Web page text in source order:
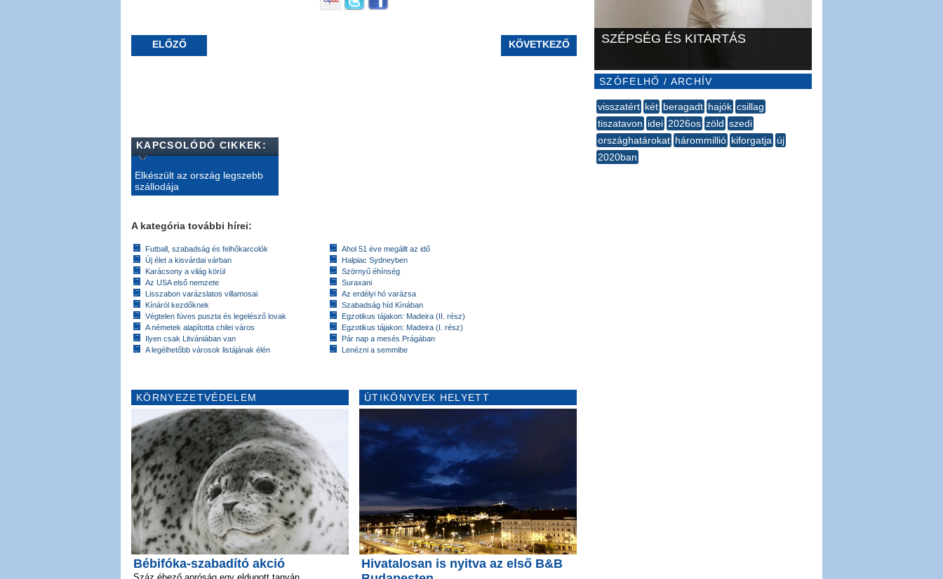
ELŐZŐ KÖVETKEZŐ
KAPCSOLÓDÓ CIKKEK:
Elkészült az ország legszebb
szállodája
A kategória további hírei:
Futball, szabadság és felhőkarcolók
Új élet a kisvárdai várban
Karácsony a világ körül
Az USA első nemzete
Lisszabon varázslatos villamosai
Kínáról kezdőknek
Végtelen füves puszta és legelésző lovak
A németek alapította chilei város
Ilyen csak Litvániában van
A legélhetőbb városok listájának élén
Ahol 51 éve megállt az idő
Halpiac Sydneyben
Szörnyű éhínség
Suraxani
Az erdélyi hó varázsa
Szabadság híd Kínában
Egzotikus tájakon: Madeira (II. rész)
Egzotikus tájakon: Madeira (I. rész)
Pár nap a mesés Prágában
Lenézni a semmibe
KÖRNYEZETVÉDELEM
Bébifóka-szabadító akció
ÚTIKÖNYVEK HELYETT
Hivatalosan is nyitva az első B&B
SZÉPSÉG ÉS KITARTÁS
SZÓFELHŐ / ARCHÍV
visszatért két beragadt hajók csillag
tiszatavon idei 2026os zöld szedi
országhatárokat hárommillió kiforgatja új
2020ban